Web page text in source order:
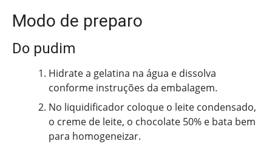
Modo de preparo
Do pudim
Hidrate a gelatina na água e dissolva
conforme instruções da embalagem.
No liquidificador coloque o leite condensado,
o creme de leite, o chocolate 50% e bata bem
para homogeneizar.